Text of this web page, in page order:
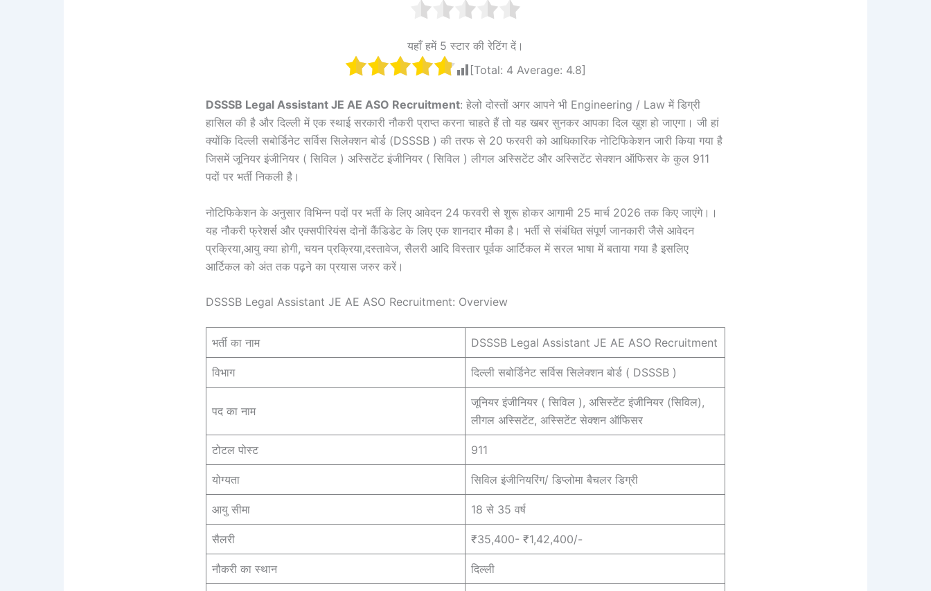
यहाँ हमें 5 स्टार की रेटिंग दें।
[Total: 4 Average: 4.8]
DSSSB Legal Assistant JE AE ASO Recruitment: हेलो दोस्तों अगर आपने भी Engineering / Law में डिग्री
हासिल की है और दिल्ली में एक स्थाई सरकारी नौकरी प्राप्त करना चाहते हैं तो यह खबर सुनकर आपका दिल खुश हो जाएगा। जी हां
क्योंकि दिल्ली सबोर्डिनेट सर्विस सिलेक्शन बोर्ड (DSSSB ) की तरफ से 20 फरवरी को आधिकारिक नोटिफिकेशन जारी किया गया है
जिसमें जूनियर इंजीनियर ( सिविल ) अस्सिटेंट इंजीनियर ( सिविल ) लीगल अस्सिटेंट और अस्सिटेंट सेक्शन ऑफिसर के कुल 911
पदों पर भर्ती निकली है।
नोटिफिकेशन के अनुसार विभिन्न पदों पर भर्ती के लिए आवेदन 24 फरवरी से शुरू होकर आगामी 25 मार्च 2026 तक किए जाएंगे।।
यह नौकरी फ्रेशर्स और एक्सपीरियंस दोनों कैंडिडेट के लिए एक शानदार मौका है। भर्ती से संबंधित संपूर्ण जानकारी जैसे आवेदन
प्रक्रिया,आयु क्या होगी, चयन प्रक्रिया,दस्तावेज, सैलरी आदि विस्तार पूर्वक आर्टिकल में सरल भाषा में बताया गया है इसलिए
आर्टिकल को अंत तक पढ़ने का प्रयास जरुर करें।
DSSSB Legal Assistant JE AE ASO Recruitment: Overview
भर्ती का नाम DSSSB Legal Assistant JE AE ASO Recruitment
विभाग दिल्ली सबोर्डिनेट सर्विस सिलेक्शन बोर्ड ( DSSSB )
पद का नाम
जूनियर इंजीनियर ( सिविल ), असिस्टेंट इंजीनियर (सिविल),
लीगल अस्सिटेंट, अस्सिटेंट सेक्शन ऑफिसर
टोटल पोस्ट 911
योग्यता सिविल इंजीनियरिंग/ डिप्लोमा बैचलर डिग्री
आयु सीमा 18 से 35 वर्ष
सैलरी ₹35,400- ₹1,42,400/-
नौकरी का स्थान दिल्ली